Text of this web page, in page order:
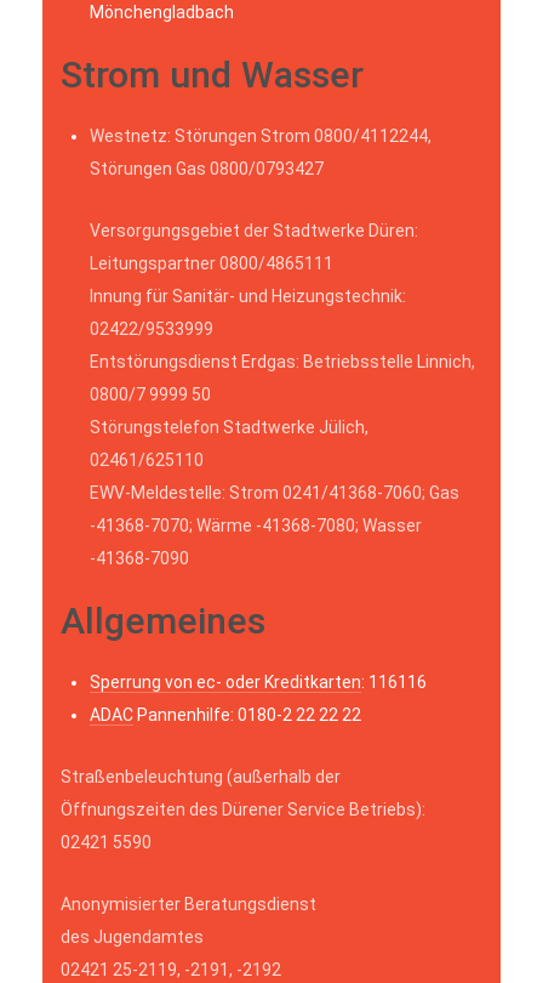
Mönchengladbach
Strom und Wasser
Westnetz: Störungen Strom 0800/4112244,
Störungen Gas 0800/0793427
Versorgungsgebiet der Stadtwerke Düren:
Leitungspartner 0800/4865111
Innung für Sanitär- und Heizungstechnik:
02422/9533999
Entstörungsdienst Erdgas: Betriebsstelle Linnich,
0800/7 9999 50
Störungstelefon Stadtwerke Jülich,
02461/625110
EWV-Meldestelle: Strom 0241/41368-7060; Gas
-41368-7070; Wärme -41368-7080; Wasser
-41368-7090
Allgemeines
Sperrung von ec- oder Kreditkarten: 116116
ADACPannenhilfe: 0180-2 22 22 22
Straßenbeleuchtung (außerhalb der
Öffnungszeiten des Dürener Service Betriebs):
02421 5590
Anonymisierter Beratungsdienst
des Jugendamtes
02421 25-2119, -2191, -2192